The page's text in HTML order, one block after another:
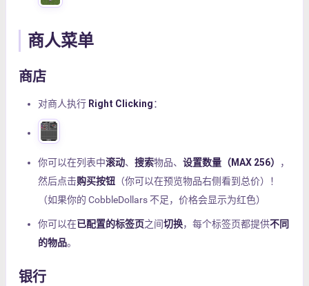
商人菜单
商店
对商人执行 Right Clicking：
你可以在列表中滚动、 搜索物品、 设置数量（MAX 256）
，
然后点击购买按钮 （你可以在预览物品右侧看到总价）！
（如果你的 CobbleDollars 不足，价格会显示为红色）
你可以在已配置的标签页之间切换，每个标签页都提供不同
的物品。
银行